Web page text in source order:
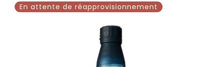
En attente de réapprovisionnement